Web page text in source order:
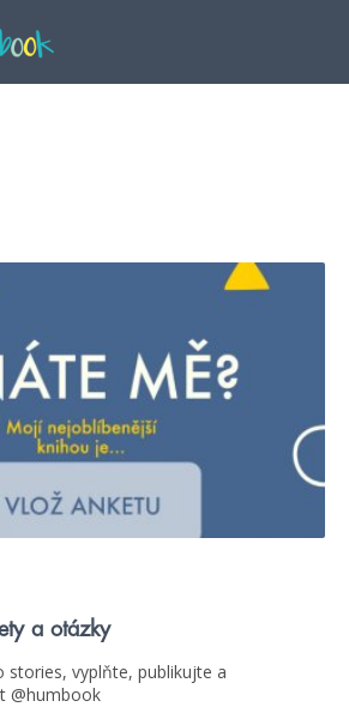
a otázky
stories, vyplňte, publikujte a
@humbook